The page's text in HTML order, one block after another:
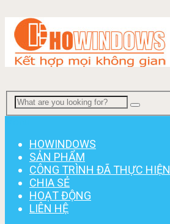
HOWINDOWS
SẢN PHẨM
CÔNG TRÌNH ĐÃ THỰC HIỆN
CHIA SẺ
HOẠT ĐỘNG
LIÊN HỆ